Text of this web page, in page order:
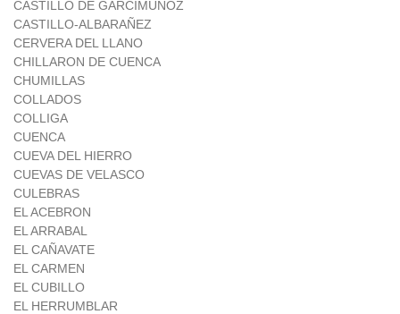
CASTILLO DE GARCIMUÑOZ
CASTILLO-ALBARAÑEZ
CERVERA DEL LLANO
CHILLARON DE CUENCA
CHUMILLAS
COLLADOS
COLLIGA
CUENCA
CUEVA DEL HIERRO
CUEVAS DE VELASCO
CULEBRAS
EL ACEBRON
EL ARRABAL
EL CAÑAVATE
EL CARMEN
EL CUBILLO
EL HERRUMBLAR